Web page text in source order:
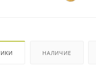
НАЛИЧИЕ